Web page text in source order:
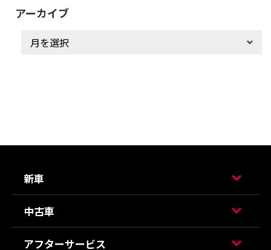
アーカイブ
新車
中古車
アフターサービス